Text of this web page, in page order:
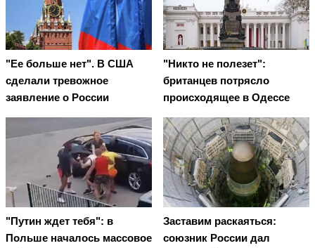
"Ее больше нет". В США
сделали тревожное
заявление о России
"Никто не полезет":
британцев потрясло
происходящее в Одессе
"Путин ждет тебя": в
Польше началось массовое
Заставим раскаяться:
союзник России дал